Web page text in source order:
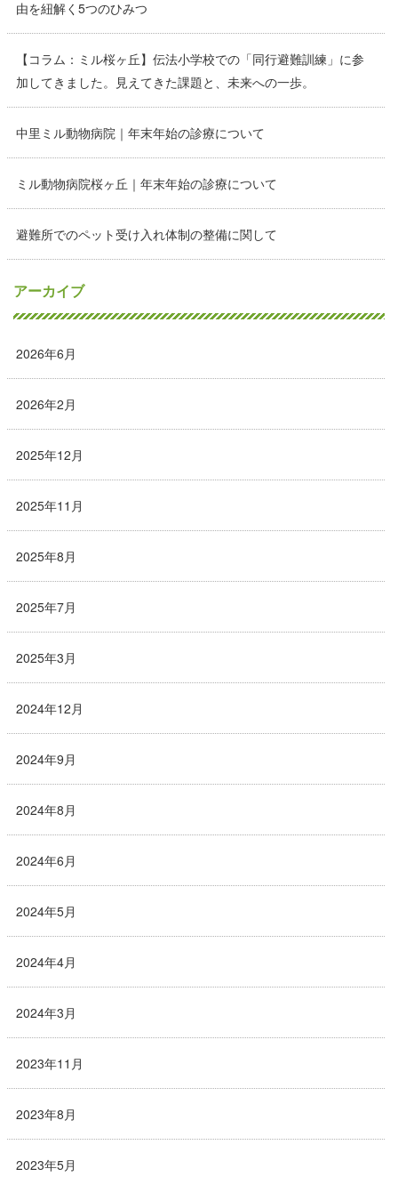
由を紐解く5つのひみつ
【コラム：ミル桜ヶ丘】伝法小学校での「同行避難訓練」に参
加してきました。見えてきた課題と、未来への一歩。
中里ミル動物病院｜年末年始の診療について
ミル動物病院桜ヶ丘｜年末年始の診療について
避難所でのペット受け入れ体制の整備に関して
アーカイブ
2026年6月
2026年2月
2025年12月
2025年11月
2025年8月
2025年7月
2025年3月
2024年12月
2024年9月
2024年8月
2024年6月
2024年5月
2024年4月
2024年3月
2023年11月
2023年8月
2023年5月